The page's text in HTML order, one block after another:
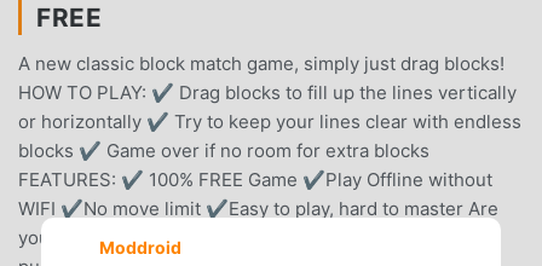
FREE
A new classic block match game, simply just drag blocks!
HOW TO PLAY: ✔️ Drag blocks to fill up the lines vertically
or horizontally ✔️ Try to keep your lines clear with endless
blocks ✔️ Game over if no room for extra blocks
FEATURES: ✔️ 100% FREE Game ✔️Play Offline without
WIFI ✔️No move limit ✔️Easy to play, hard to master Are
you ready to challenge? Let us be the master of block
Moddroid